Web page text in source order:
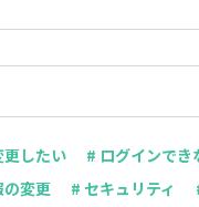
したい
# ログインでき
の変更 # セキュリティ